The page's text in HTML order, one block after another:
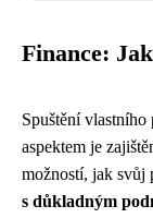
Finance:
Spuštění
aspektem je
možností, jak svůj
s důkladným